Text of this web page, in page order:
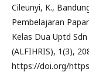
Cileunyi, K.,
Pembelajaran
Kelas Dua Uptd
(ALFIHRIS), 1(3),
https://doi.org/